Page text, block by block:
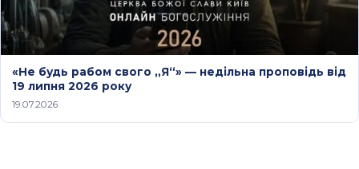
«Не будь рабом свого „Я“» — недільна проповідь від
19 липня 2026 року
19.07.2026